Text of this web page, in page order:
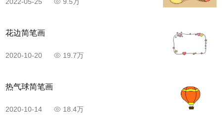
花边简笔画
2020-10-20 19.7万
热气球简笔画
2020-10-14 18.4万